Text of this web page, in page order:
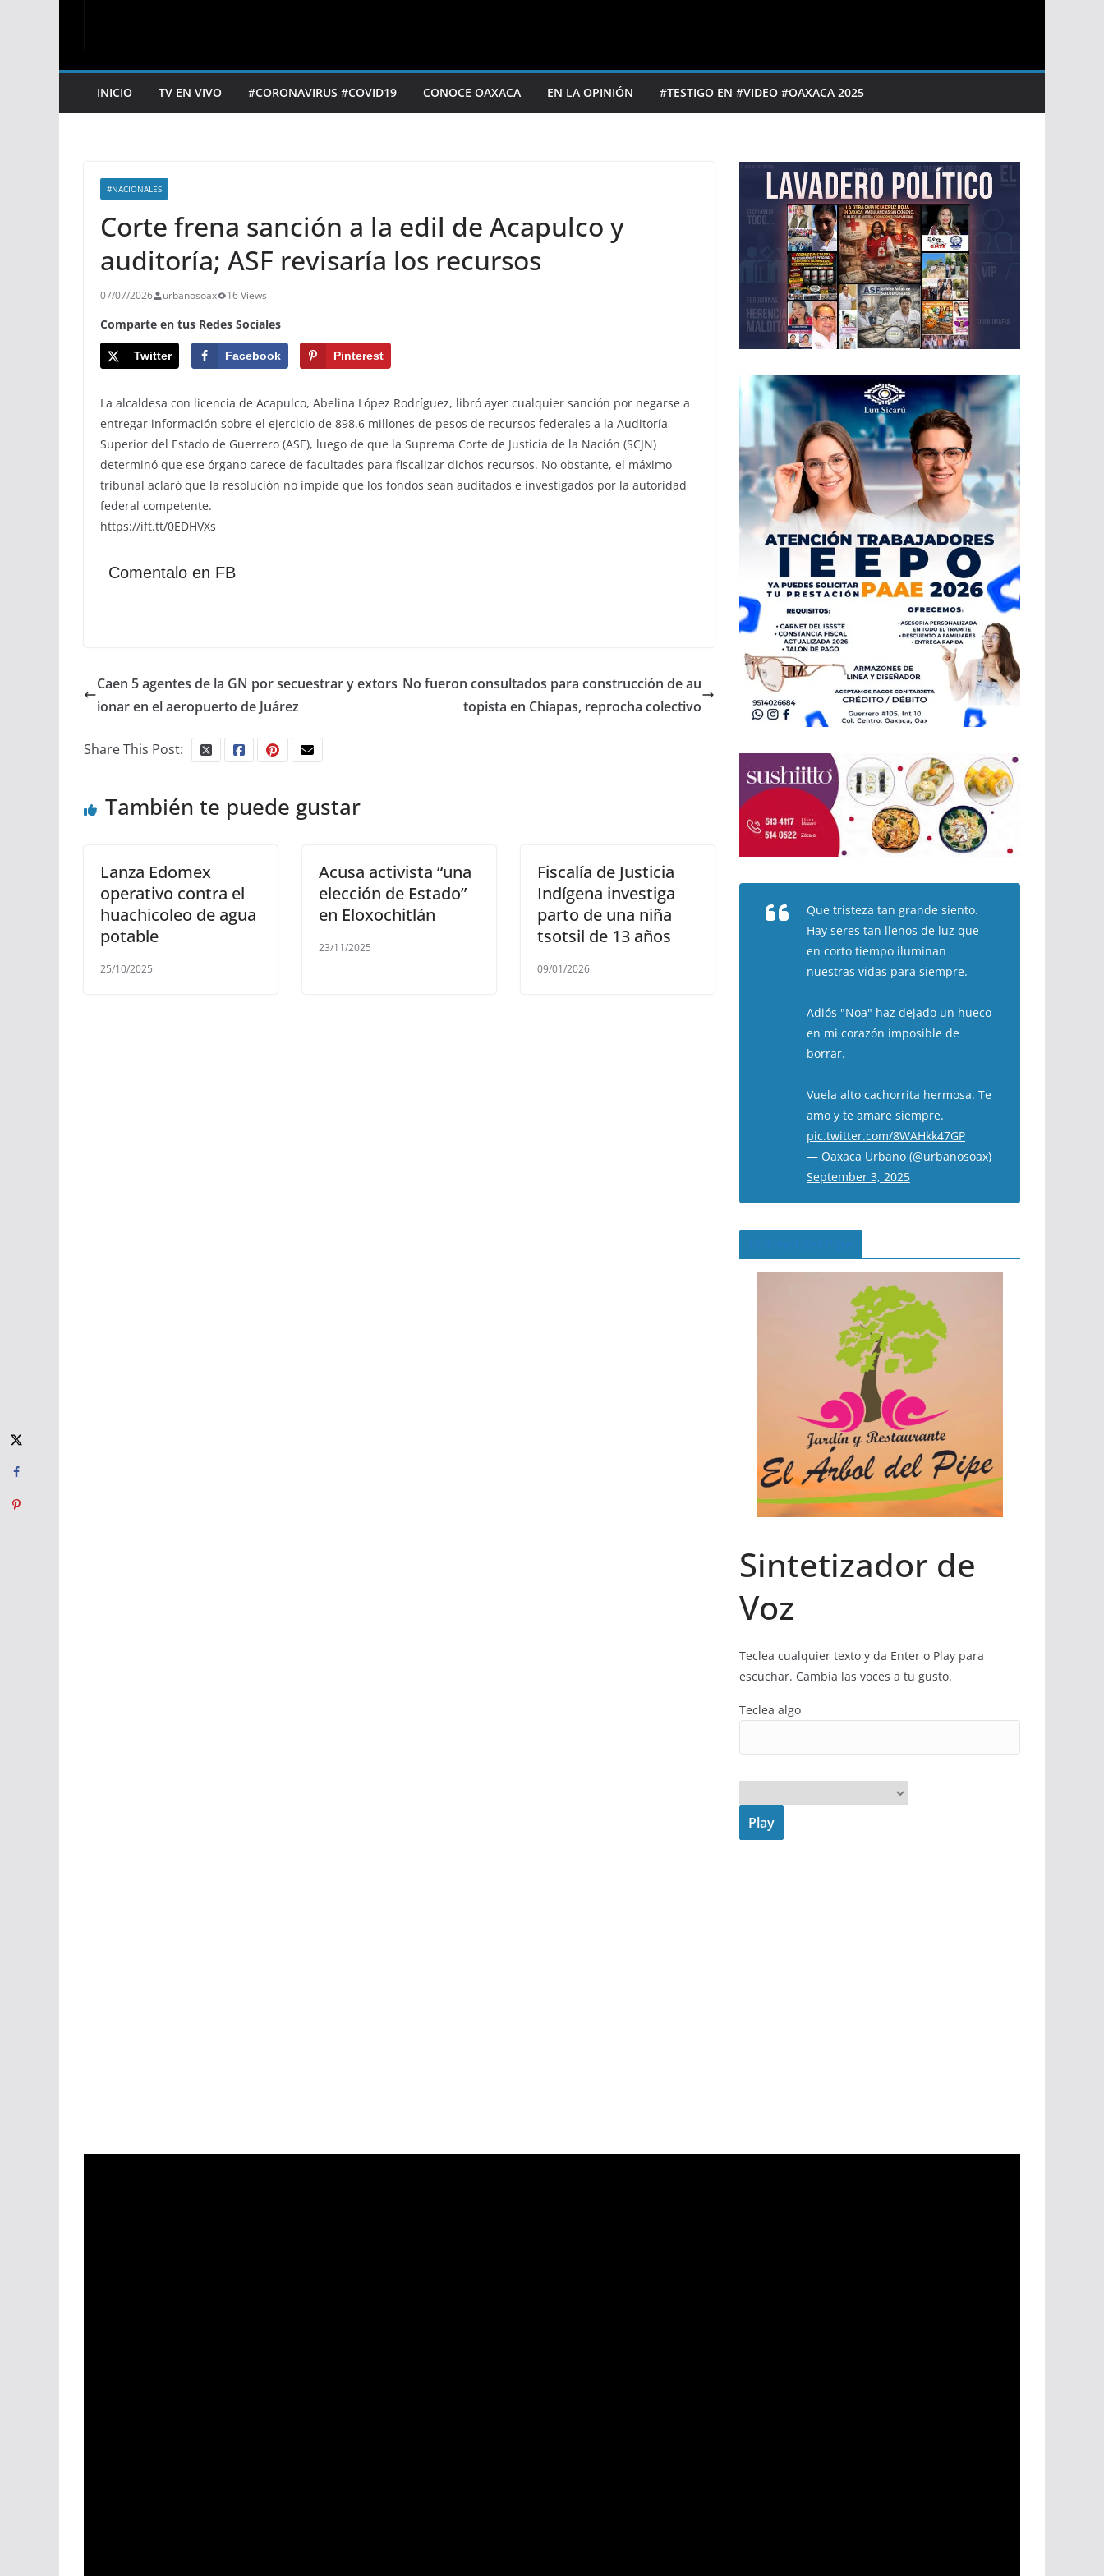
INICIO TV EN VIVO #CORONAVIRUS #COVID19 CONOCE OAXACA EN LA OPINIÓN #TESTIGO EN #VIDEO #OAXACA 2025
#NACIONALES
Corte frena sanción a la edil de Acapulco y
auditoría; ASF revisaría los recursos
07/07/2026 urbanosoax 16 Views
Comparte en tus Redes Sociales
Twitter Facebook Pinterest
La alcaldesa con licencia de Acapulco, Abelina López Rodríguez, libró ayer cualquier sanción por negarse a
entregar información sobre el ejercicio de 898.6 millones de pesos de recursos federales a la Auditoría
Superior del Estado de Guerrero (ASE), luego de que la Suprema Corte de Justicia de la Nación (SCJN)
determinó que ese órgano carece de facultades para fiscalizar dichos recursos. No obstante, el máximo
tribunal aclaró que la resolución no impide que los fondos sean auditados e investigados por la autoridad
federal competente.
https://ift.tt/0EDHVXs
Comentalo en FB
Caen 5 agentes de la GN por secuestrar y extors
ionar en el aeropuerto de Juárez
No fueron consultados para construcción de au
topista en Chiapas, reprocha colectivo
Share This Post:
También te puede gustar
Lanza Edomex
operativo contra el
huachicoleo de agua
potable
25/10/2025
Acusa activista “una
elección de Estado”
en Eloxochitlán
23/11/2025
Fiscalía de Justicia
Indígena investiga
parto de una niña
tsotsil de 13 años
09/01/2026
Que tristeza tan grande siento.
Hay seres tan llenos de luz que
en corto tiempo iluminan
nuestras vidas para siempre.
Adiós "Noa" haz dejado un hueco
en mi corazón imposible de
borrar.
Vuela alto cachorrita hermosa. Te
amo y te amare siempre.
pic.twitter.com/8WAHkk47GP
— Oaxaca Urbano (@urbanosoax)
September 3, 2025
Sintetizador de
Voz
Teclea cualquier texto y da Enter o Play para
escuchar. Cambia las voces a tu gusto.
Teclea algo
Play